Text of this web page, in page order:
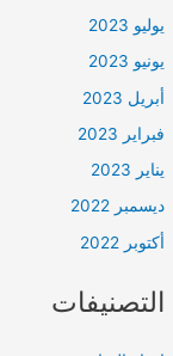
يوليو 2023
يونيو 2023
أبريل 2023
فبراير 2023
يناير 2023
ديسمبر 2022
أكتوبر 2022
التصنيفات